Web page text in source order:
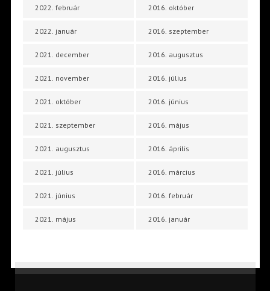
2022. február
2022. január
2021. december
2021. november
2021. október
2021. szeptember
2021. augusztus
2021. július
2021. június
2021. május
2016. október
2016. szeptember
2016. augusztus
2016. július
2016. június
2016. május
2016. április
2016. március
2016. február
2016. január